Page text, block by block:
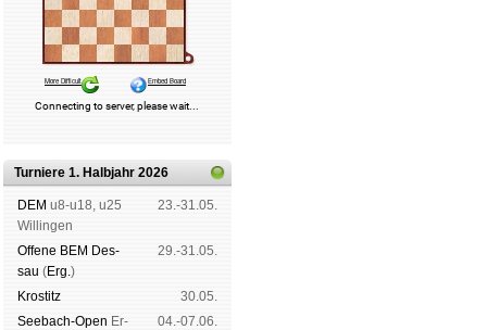
Turniere 1. Halbjahr 2026
DEM u8-u18, u25
Wil­lin­gen
23.-31.05.
Offene BEM Des­
sau (Erg.)
29.-31.05.
Kros­titz
30.05.
See­bach-Open Er­
04.-07.06.